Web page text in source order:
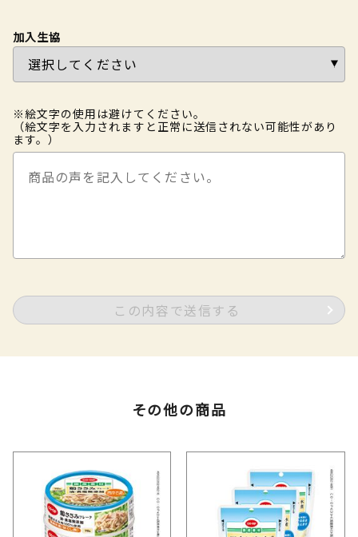
加入生協
※絵文字の使用は避けてください。
（絵文字を入力されますと正常に送信されない可能性があり
ます。）
この内容で送信する
その他の商品